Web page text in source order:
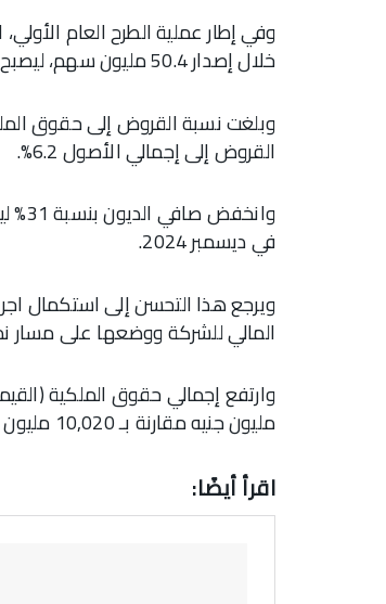
خلال إصدار 50.4 مليون سهم، ليصبح رأس المال المصدر والمدفوع إلى 1,704 مليون جنيه.
القروض إلى إجمالي الأصول 6.2%.
في ديسمبر 2024.
المالي للشركة ووضعها على
مليون جنيه مقارنة بـ 10,020 مليون جنيه في نهاية عام 2024.
اقرأ أيضًا: